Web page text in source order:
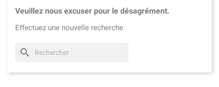
Veuillez nous excuser pour le désagrément.
Effectuez une nouvelle recherche
search